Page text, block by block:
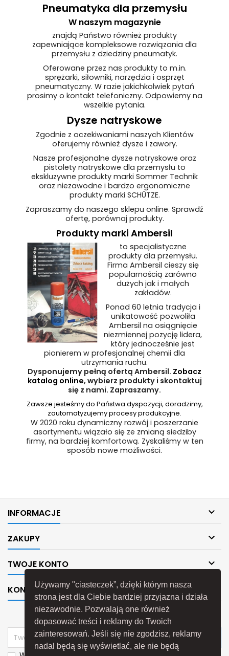
Używamy "ciasteczek”, dzięki którym nasza
strona jest dla Ciebie bardziej przyjazna i działa
niezawodnie. Pozwalają one również
dopasować treści i reklamy do Twoich
zainteresowań. Jeśli się nie zgodzisz, reklamy
nadal będą się wyświetlać, ale nie będą
Pneumatyka dla przemysłu
W naszym magazynie
znajdą Państwo również produkty
zapewniające kompleksowe rozwiązania dla
przemysłu z dziedziny pneumatyk.
Oferowane przez nas produkty to m.in.
sprężarki, siłowniki, narzędzia i osprzęt
pneumatyczny. W razie jakichkolwiek pytań
prosimy o kontakt telefoniczny. Odpowiemy na
wszelkie pytania.
Dysze natryskowe
Zgodnie z oczekiwaniami naszych Klientów
oferujemy również dysze i zawory.
Nasze profesjonalne dysze natryskowe oraz
pistolety natryskowe dla przemysłu to
ekskluzywne produkty marki Sommer Technik
oraz niezawodne i bardzo ergonomiczne
produkty marki SCHÜTZE.
Zapraszamy do naszego sklepu online. Sprawdź
ofertę, porównaj produkty.
Produkty marki Ambersil
to specjalistyczne
produkty dla przemysłu.
Firma Ambersil cieszy się
popularnością zarówno
dużych jak i małych
zakładów.
Ponad 60 letnia tradycja i
unikatowość pozwoliła
Ambersil na osiągnięcie
niezmiennej pozycję lidera,
który jednocześnie jest
pionierem w profesjonalnej chemii dla
utrzymania ruchu.
Dysponujemy pełną ofertą Ambersil. Zobacz
katalog online, wybierz produkty i skontaktuj
się z nami. Zapraszamy.
Zawsze jesteśmy do Państwa dyspozycji, doradzimy,
zautomatyzujemy procesy produkcyjne.
W 2020 roku dynamiczny rozwój i poszerzanie
asortymentu wiązało się ze zmianą siedziby
firmy, na bardziej komfortową. Zyskaliśmy w ten
sposób nowe możliwości.
INFORMACJE 
ZAKUPY 
TWOJE KONTO 
KONTAKT
NEWSLETTER